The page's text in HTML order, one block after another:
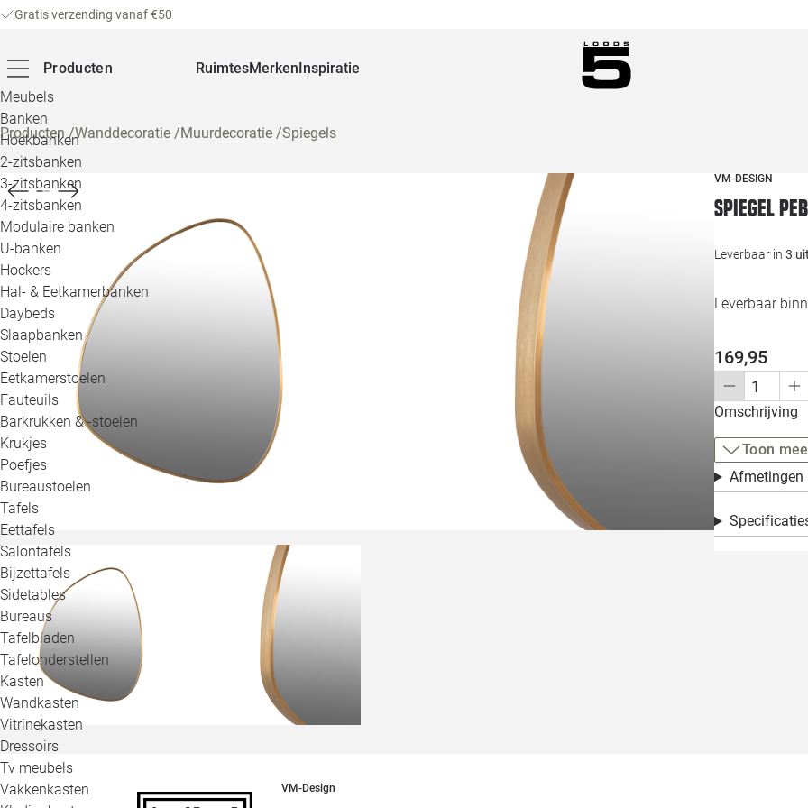
Gratis verzending vanaf €50
Producten
Meubels
Banken
Hoekbanken
2-zitsbanken
3-zitsbanken
4-zitsbanken
Modulaire banken
U-banken
Hockers
Hal- & Eetkamerbanken
Daybeds
Slaapbanken
Stoelen
Eetkamerstoelen
Fauteuils
Barkrukken & -stoelen
Krukjes
Poefjes
Bureaustoelen
Tafels
Eettafels
Salontafels
Bijzettafels
Sidetables
Bureaus
Tafelbladen
Tafelonderstellen
Kasten
Wandkasten
Vitrinekasten
Dressoirs
Tv meubels
Vakkenkasten
RuimtesMerkenInspiratie
Producten/Wanddecoratie /Muurdecoratie /Spiegels
VM-DESIGN
Spiegel
Leverbaar in 3
Leverbaar
169,95
Omschrijving
Toon
Afmetingen
VM-Design